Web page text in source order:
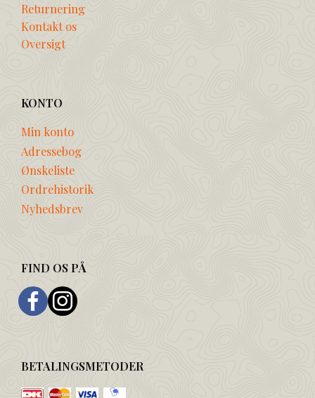
Returnering
Kontakt os
Oversigt
KONTO
Min konto
Adressebog
Ønskeliste
Ordrehistorik
Nyhedsbrev
FIND OS PÅ
BETALINGSMETODER